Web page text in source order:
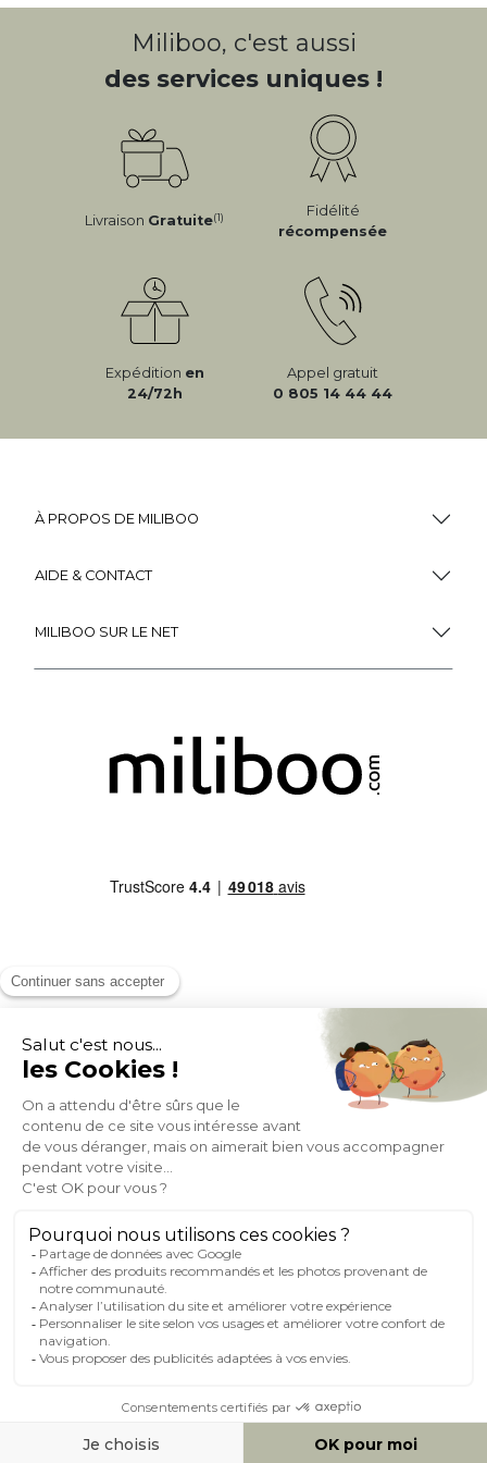
Miliboo, c'est aussi
des services uniques !
Livraison Gratuite(1)
Fidélité
récompensée
Expédition en
24/72h
Appel gratuit
0 805 14 44 44
À PROPOS DE MILIBOO
AIDE & CONTACT
MILIBOO SUR LE NET
MOYENS DE PAIEMENT
FRANCE
© 2007-2026 Miliboo
Tous droits réservés